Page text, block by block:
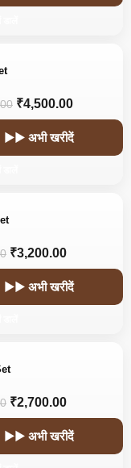
₹4,500.00
▶▶ अभी खरीदें
₹3,200.00
▶▶ अभी खरीदें
₹2,700.00
▶▶ अभी खरीदें